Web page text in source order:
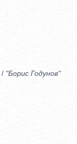
/ "Борис Годунов"